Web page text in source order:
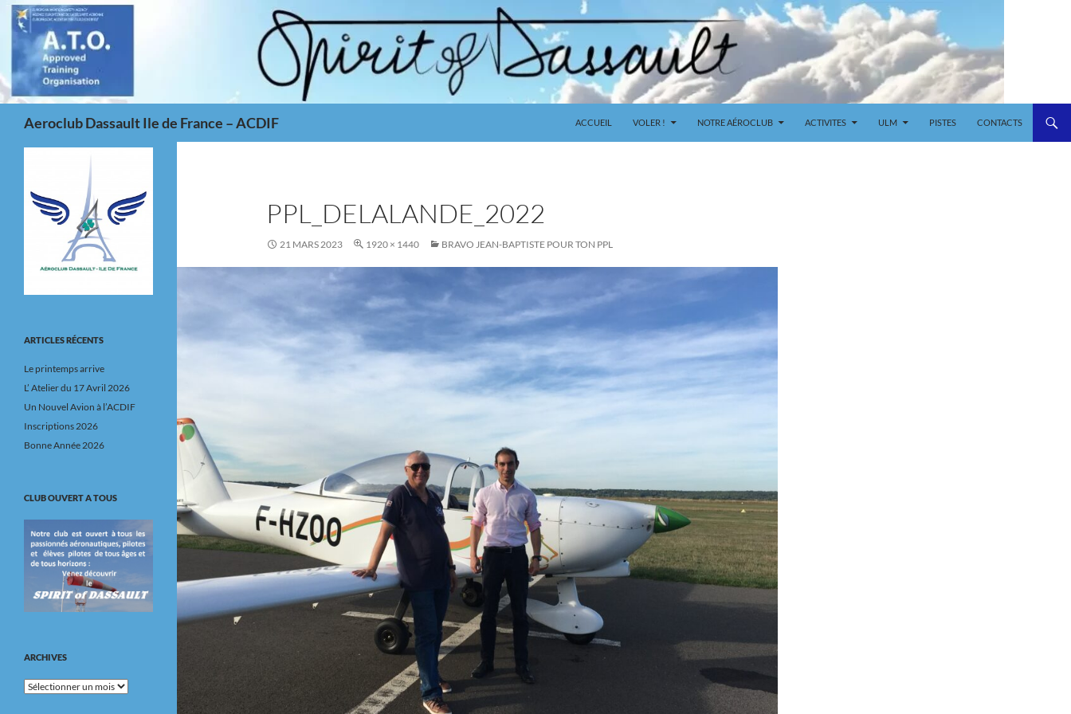
Aller
contenu
Aeroclub Dassault Ile de France – ACDIF ACCUEIL VOLER ! NOTRE AÉROCLUB ACTIVITES ULM PISTES CONTACTS
PPL_DELALANDE_2022
21 MARS 2023 1920 × 1440 BRAVO JEAN-BAPTISTE POUR TON PPL
ARTICLES RÉCENTS
Le printemps arrive
L’ Atelier du 17 Avril 2026
Un Nouvel Avion à l’ACDIF
Inscriptions 2026
Bonne Année 2026
CLUB OUVERT A TOUS
ARCHIVES
Archives